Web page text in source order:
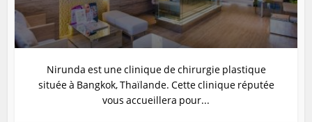
Nirunda est une clinique de chirurgie plastique
située à Bangkok, Thaïlande. Cette clinique réputée
vous accueillera pour...